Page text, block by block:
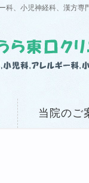
科、小児神経科、漢方専
当院のご